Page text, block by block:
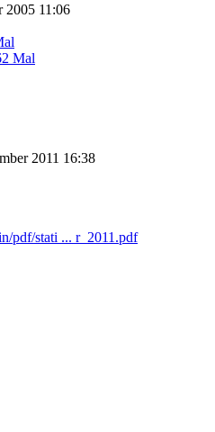
2005 11:06
Mal
2011 16:38
pdf/stati ... r_2011.pdf